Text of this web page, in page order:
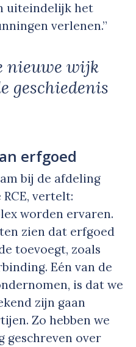
uiteindelijk het
verlenen.”
nieuwe wijk
geschiedenis
erfgoed
bij de afdeling
vertelt:
worden ervaren.
zien dat erfgoed
toevoegt, zoals
Eén van de
is dat we
zijn gaan
Zo hebben we
geschreven over